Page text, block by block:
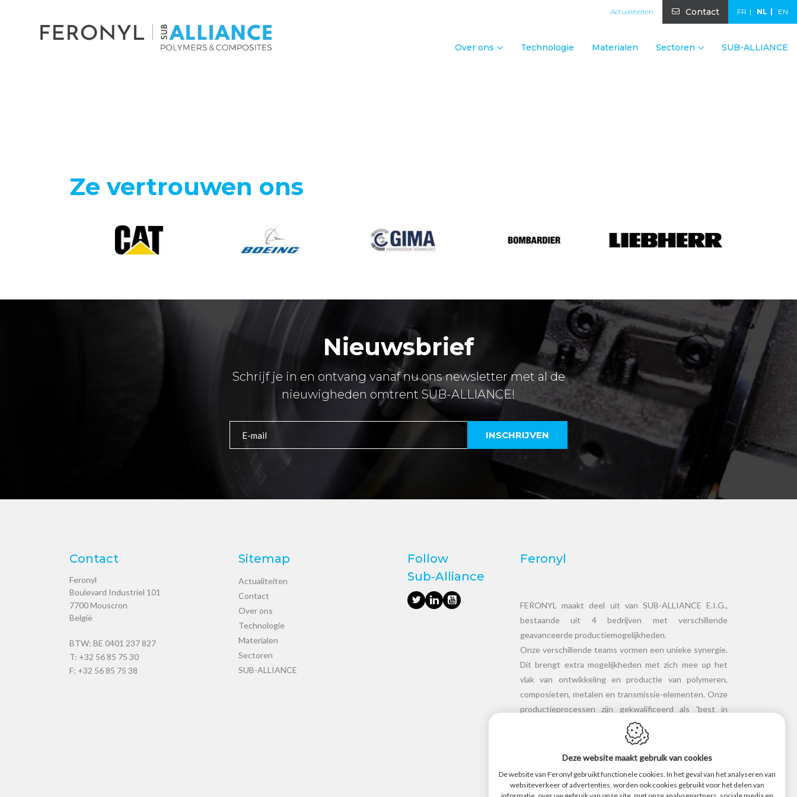
Actualiteiten Contact FR NL EN
Over ons Technologie Materialen Sectoren SUB-ALLIANCE
Ze vertrouwen ons
Nieuwsbrief
Schrijf je in en ontvang vanaf nu ons newsletter met al de
nieuwigheden omtrent SUB-ALLIANCE!
Contact
Feronyl
Boulevard Industriel 101
7700Mouscron
België
BTW: BE 0401 237 827
T: +32 56 85 75 30
F: +32 56 85 75 38
Sitemap
Actualiteiten
Contact
Over ons
Technologie
Materialen
Sectoren
SUB-ALLIANCE
Follow
Sub‑Alliance
Feronyl
FERONYL maakt deel uit van SUB-ALLIANCE E.I.G.,
bestaande uit 4 bedrijven met verschillende
geavanceerde productiemogelijkheden.
Onze verschillende teams vormen een unieke synergie.
Dit brengt extra mogelijkheden met zich mee op het
vlak van ontwikkeling en productie van polymeren,
composieten, metalen en transmissie-elementen. Onze
productieprocessen zijn gekwalificeerd als 'best in
class'. Ze garanderen een hoog kwaliteitsniveau,
versterkt door korte levertijden.
Deze website maakt gebruik van cookies
De website van Feronyl gebruikt functionele cookies. In het geval van het analyseren van
websiteverkeer of advertenties, worden ook cookies gebruikt voor het delen van